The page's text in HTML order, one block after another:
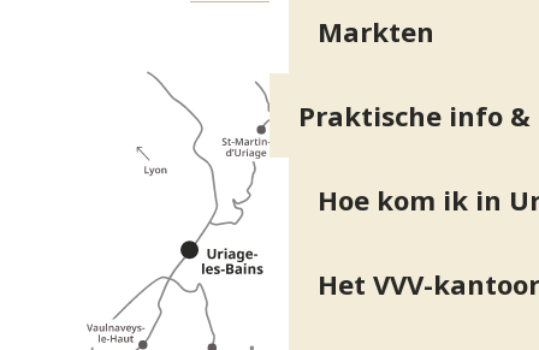
Markten
Praktische info
Hoe kom ik in
Het VVV-kantoor